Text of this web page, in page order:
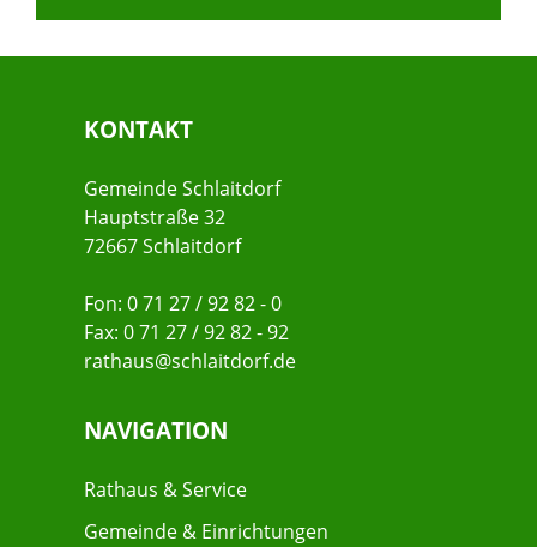
KONTAKT
Gemeinde Schlaitdorf
Hauptstraße 32
72667 Schlaitdorf
Fon: 0 71 27 / 92 82 - 0
Fax: 0 71 27 / 92 82 - 92
rathaus@schlaitdorf.de
NAVIGATION
Rathaus & Service
Gemeinde & Einrichtungen